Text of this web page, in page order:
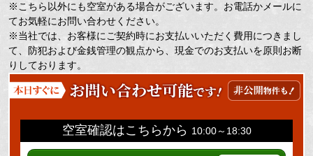
※こちら以外にも空室がある場合がございます。お電話かメールに
てお気軽にお問い合わせください。
※当社では、お客様にご契約時にお支払いいただく費用につきまし
て、防犯および金銭管理の観点から、現金でのお支払いを原則お断
りしております。
空室確認はこちらから 10:00～18:30